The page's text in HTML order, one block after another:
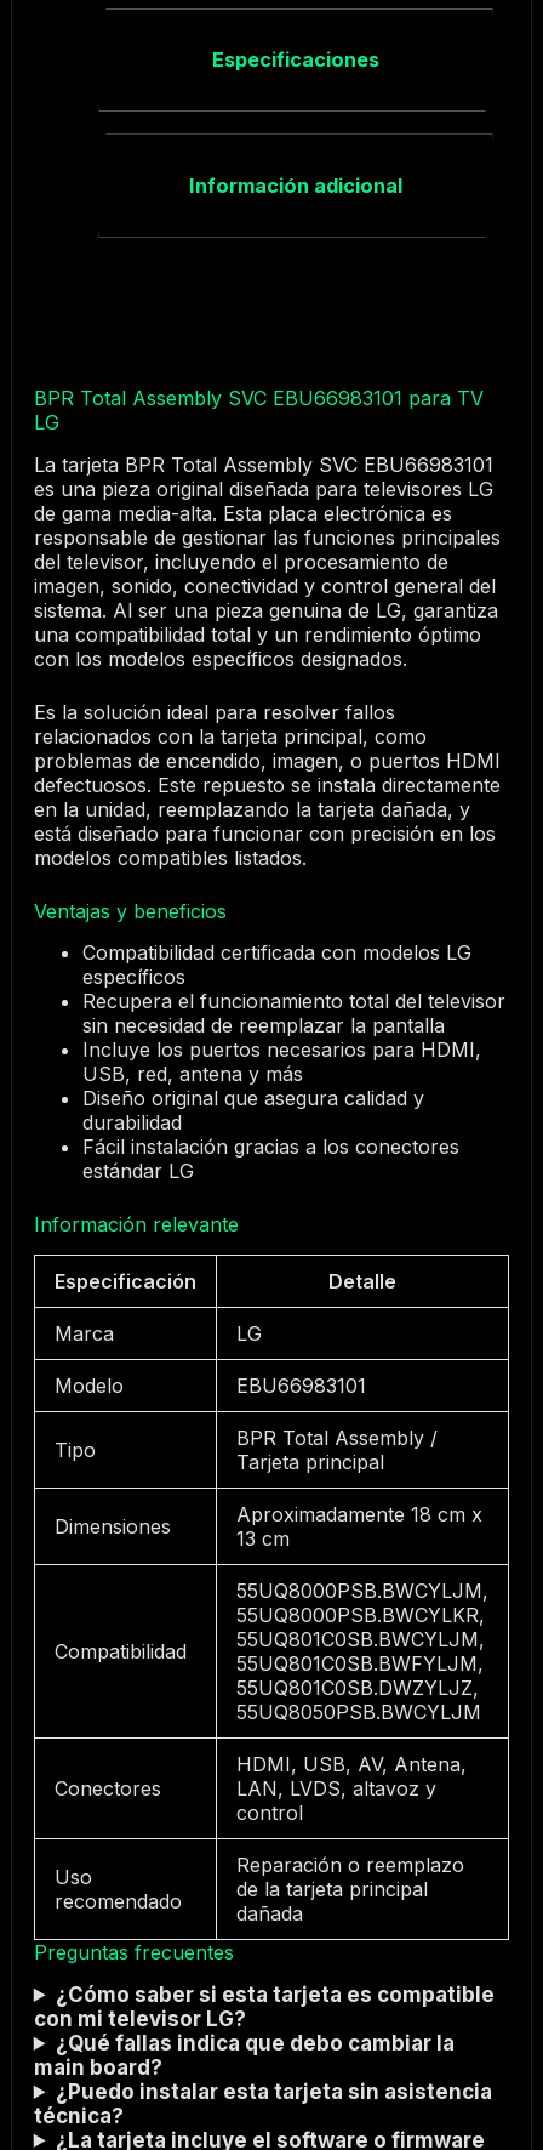
Especificaciones
Información adicional
BPR Total Assembly SVC EBU66983101 para TV
LG
La tarjeta BPR Total Assembly SVC EBU66983101
es una pieza original diseñada para televisores LG
de gama media-alta. Esta placa electrónica es
responsable de gestionar las funciones principales
del televisor, incluyendo el procesamiento de
imagen, sonido, conectividad y control general del
sistema. Al ser una pieza genuina de LG, garantiza
una compatibilidad total y un rendimiento óptimo
con los modelos específicos designados.
Es la solución ideal para resolver fallos
relacionados con la tarjeta principal, como
problemas de encendido, imagen, o puertos HDMI
defectuosos. Este repuesto se instala directamente
en la unidad, reemplazando la tarjeta dañada, y
está diseñado para funcionar con precisión en los
modelos compatibles listados.
Ventajas y beneficios
Compatibilidad certificada con modelos LG
específicos
Recupera el funcionamiento total del televisor
sin necesidad de reemplazar la pantalla
Incluye los puertos necesarios para HDMI,
USB, red, antena y más
Diseño original que asegura calidad y
durabilidad
Fácil instalación gracias a los conectores
estándar LG
Información relevante
Especificación Detalle
Marca LG
Modelo EBU66983101
Tipo
BPR Total Assembly /
Tarjeta principal
Dimensiones
Aproximadamente 18 cm x
13 cm
Compatibilidad
55UQ8000PSB.BWCYLJM,
55UQ8000PSB.BWCYLKR,
55UQ801C0SB.BWCYLJM,
55UQ801C0SB.BWFYLJM,
55UQ801C0SB.DWZYLJZ,
55UQ8050PSB.BWCYLJM
Conectores
HDMI, USB, AV, Antena,
LAN, LVDS, altavoz y
control
Uso
recomendado
Reparación o reemplazo
de la tarjeta principal
dañada
Preguntas frecuentes
¿Cómo saber si esta tarjeta es compatible
con mi televisor LG?
¿Qué fallas indica que debo cambiar la
main board?
¿Puedo instalar esta tarjeta sin asistencia
técnica?
¿La tarjeta incluye el software o firmware